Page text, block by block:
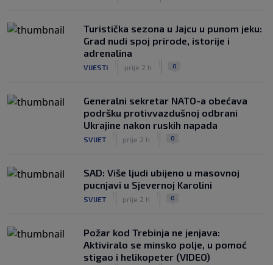
Turistička sezona u Jajcu u punom jeku:
Grad nudi spoj prirode, istorije i
adrenalina
VIJESTI prije 2 h 0
Generalni sekretar NATO-a obećava
podršku protivvazdušnoj odbrani
Ukrajine nakon ruskih napada
SVIJET prije 2 h 0
SAD: Više ljudi ubijeno u masovnoj
pucnjavi u Sjevernoj Karolini
SVIJET prije 2 h 0
Požar kod Trebinja ne jenjava:
Aktiviralo se minsko polje, u pomoć
stigao i helikopeter (VIDEO)